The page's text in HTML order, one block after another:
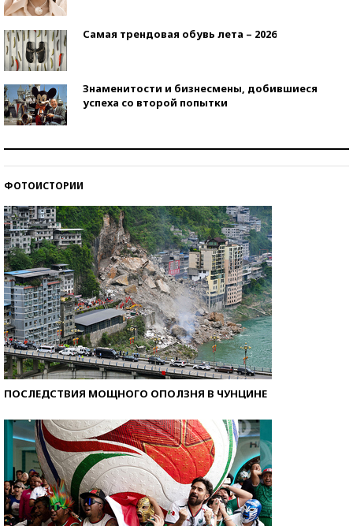
Самая трендовая обувь лета – 2026
Знаменитости и бизнесмены, добившиеся
успеха со второй попытки
ФОТОИСТОРИИ
ПОСЛЕДСТВИЯ МОЩНОГО ОПОЛЗНЯ В ЧУНЦИНЕ